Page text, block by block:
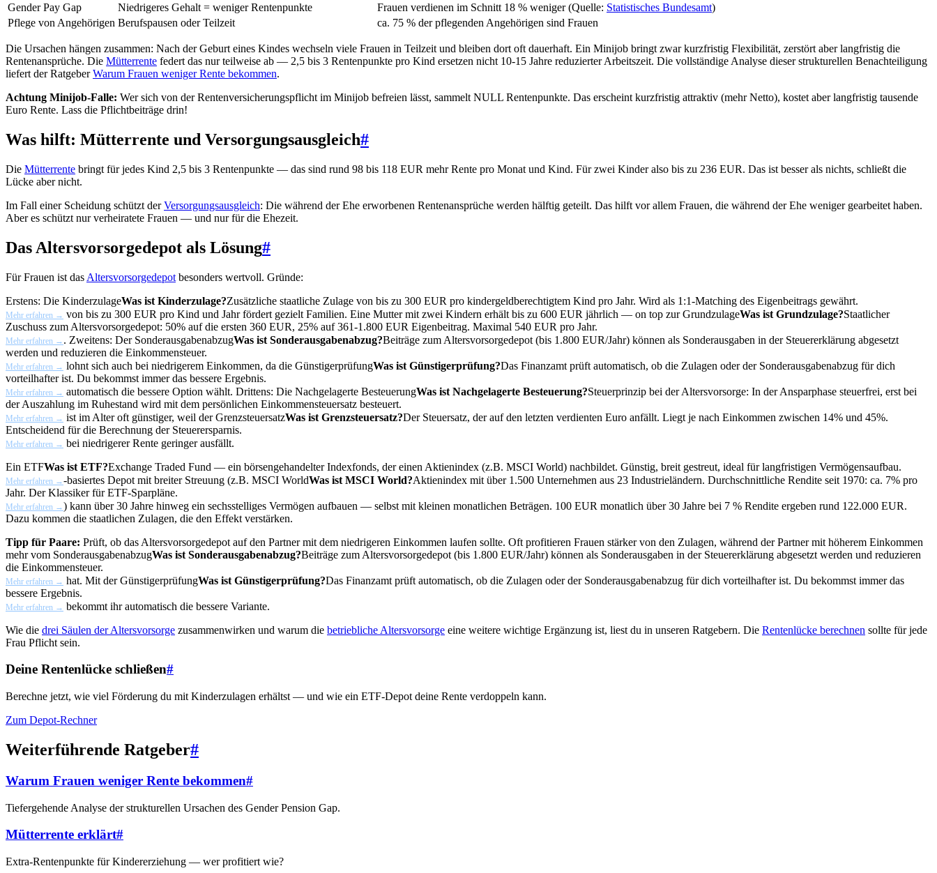
Gender Pay Gap
Niedrigeres Gehalt = weniger Rentenpunkte Frauen verdienen im Schnitt 18 % weniger (Quelle: Statistisches Bundesamt)
Pflege von Angehörigen Berufspausen oder Teilzeit ca. 75 % der pflegenden Angehörigen sind Frauen
Die Ursachen hängen zusammen: Nach der Geburt eines Kindes wechseln viele Frauen in Teilzeit und bleiben dort oft dauerhaft. Ein Minijob bringt zwar kurzfristig Flexibilität, zerstört aber langfristig die
Rentenansprüche. Die Mütterrente federt das nur teilweise ab — 2,5 bis 3 Rentenpunkte pro Kind ersetzen nicht 10-15 Jahre reduzierter Arbeitszeit. Die vollständige Analyse dieser strukturellen Benachteiligung
liefert der RatgeberWarum Frauen weniger Rente bekommen.
Achtung Minijob-Falle: Wer sich von der Rentenversicherungspflicht im Minijob befreien lässt, sammelt NULL Rentenpunkte. Das erscheint kurzfristig attraktiv (mehr Netto), kostet aber langfristig tausende
Euro Rente. Lass die Pflichtbeiträge drin!
Was hilft: Mütterrente und Versorgungsausgleich#
Die Mütterrente bringt für jedes Kind 2,5 bis 3 Rentenpunkte — das sind rund 98 bis 118 EUR mehr Rente pro Monat und Kind. Für zwei Kinder also bis zu 236 EUR. Das ist besser als nichts, schließt die
Lücke aber nicht.
Im Fall einer Scheidung schützt derVersorgungsausgleich: Die während der Ehe erworbenen Rentenansprüche werden hälftig geteilt. Das hilft vor allem Frauen, die während der Ehe weniger gearbeitet haben.
Aber es schützt nur verheiratete Frauen — und nur für die Ehezeit.
Das Altersvorsorgedepot als Lösung#
Für Frauen ist das Altersvorsorgedepot besonders wertvoll. Gründe:
Erstens: Die KinderzulageWas ist Kinderzulage?Zusätzliche staatliche Zulage von bis zu 300 EUR pro kindergeldberechtigtem Kind pro Jahr. Wird als 1:1-Matching des Eigenbeitrags gewährt.
Mehr erfahren → von bis zu 300 EUR pro Kind und Jahr fördert gezielt Familien. Eine Mutter mit zwei Kindern erhält bis zu 600 EUR jährlich — on top zurGrundzulageWas ist Grundzulage?Staatlicher
Zuschuss zum Altersvorsorgedepot: 50% auf die ersten 360 EUR, 25% auf 361-1.800 EUR Eigenbeitrag. Maximal 540 EUR pro Jahr.
Mehr erfahren → . Zweitens: Der SonderausgabenabzugWas ist Sonderausgabenabzug?Beiträge zum Altersvorsorgedepot (bis 1.800 EUR/Jahr) können als Sonderausgaben in der Steuererklärung abgesetzt
werden und reduzieren die Einkommensteuer.
Mehr erfahren → lohnt sich auch bei niedrigerem Einkommen, da die GünstigerprüfungWas ist Günstigerprüfung?Das Finanzamt prüft automatisch, ob die Zulagen oder der Sonderausgabenabzug für dich
vorteilhafter ist. Du bekommst immer das bessere Ergebnis.
Mehr erfahren → automatisch die bessere Option wählt. Drittens: Die Nachgelagerte BesteuerungWas ist Nachgelagerte Besteuerung?Steuerprinzip bei der Altersvorsorge: In der Ansparphase steuerfrei, erst bei
der Auszahlung im Ruhestand wird mit dem persönlichen Einkommensteuersatz besteuert.
Mehr erfahren → ist im Alter oft günstiger, weil derGrenzsteuersatzWas ist Grenzsteuersatz?Der Steuersatz, der auf den letzten verdienten Euro anfällt. Liegt je nach Einkommen zwischen 14% und 45%.
Entscheidend für die Berechnung der Steuerersparnis.
Mehr erfahren → bei niedrigerer Rente geringer ausfällt.
Ein ETFWas ist ETF?Exchange Traded Fund — ein börsengehandelter Indexfonds, der einen Aktienindex (z.B. MSCI World) nachbildet. Günstig, breit gestreut, ideal für langfristigen Vermögensaufbau.
Mehr erfahren →-basiertes Depot mit breiter Streuung (z.B. MSCI WorldWas ist MSCI World?Aktienindex mit über 1.500 Unternehmen aus 23 Industrieländern. Durchschnittliche Rendite seit 1970: ca. 7% pro
Jahr. Der Klassiker für ETF-Sparpläne.
Mehr erfahren →) kann über 30 Jahre hinweg ein sechsstelliges Vermögen aufbauen — selbst mit kleinen monatlichen Beträgen. 100 EUR monatlich über 30 Jahre bei 7 % Rendite ergeben rund 122.000 EUR.
Dazu kommen die staatlichen Zulagen, die den Effekt verstärken.
Tipp für Paare: Prüft, ob das Altersvorsorgedepot auf den Partner mit dem niedrigeren Einkommen laufen sollte. Oft profitieren Frauen stärker von den Zulagen, während der Partner mit höherem Einkommen
mehr vom SonderausgabenabzugWas ist Sonderausgabenabzug?Beiträge zum Altersvorsorgedepot (bis 1.800 EUR/Jahr) können als Sonderausgaben in der Steuererklärung abgesetzt werden und reduzieren
die Einkommensteuer.
Mehr erfahren → hat. Mit derGünstigerprüfungWas ist Günstigerprüfung?Das Finanzamt prüft automatisch, ob die Zulagen oder der Sonderausgabenabzug für dich vorteilhafter ist. Du bekommst immer das
bessere Ergebnis.
Mehr erfahren → bekommt ihr automatisch die bessere Variante.
Wie die drei Säulen der Altersvorsorge zusammenwirken und warum die betriebliche Altersvorsorge eine weitere wichtige Ergänzung ist, liest du in unseren Ratgebern. Die Rentenlücke berechnen sollte für jede
Frau Pflicht sein.
Deine Rentenlücke schließen#
Berechne jetzt, wie viel Förderung du mit Kinderzulagen erhältst — und wie ein ETF-Depot deine Rente verdoppeln kann.
Zum Depot-Rechner
Weiterführende Ratgeber#
Warum Frauen weniger Rente bekommen#
Tiefergehende Analyse der strukturellen Ursachen des Gender Pension Gap.
Mütterrente erklärt#
Extra-Rentenpunkte für Kindererziehung — wer profitiert wie?